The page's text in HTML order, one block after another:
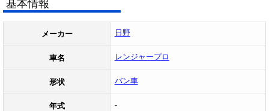
基本情報
メーカー 日野
車名 レンジャープロ
形状 バン車
年式 -